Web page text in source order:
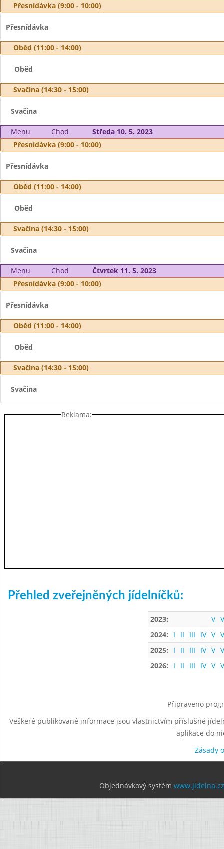
Přesnídávka (9:00 - 10:00)
Přesnídávka
Oběd (11:00 - 14:00)
Oběd
Svačina (14:30 - 15:00)
Svačina
Menu Chod
Středa 10. 5. 2023
Přesnídávka (9:00 - 10:00)
Přesnídávka
Oběd (11:00 - 14:00)
Oběd
Svačina (14:30 - 15:00)
Svačina
Menu Chod
Čtvrtek 11. 5. 2023
Přesnídávka (9:00 - 10:00)
Přesnídávka
Oběd (11:00 - 14:00)
Oběd
Svačina (14:30 - 15:00)
Svačina
Reklama:
Přehled zveřejněných jídelníčků:
2023: V
2024:
I II III IV V
2025:
I II III IV V
2026:
I II III IV V
Připraveno
Veškeré publikované informace jsou vlastnictvím příslušné
aplikace do
Zásady
Objednávkový systém www.jidelna.cz